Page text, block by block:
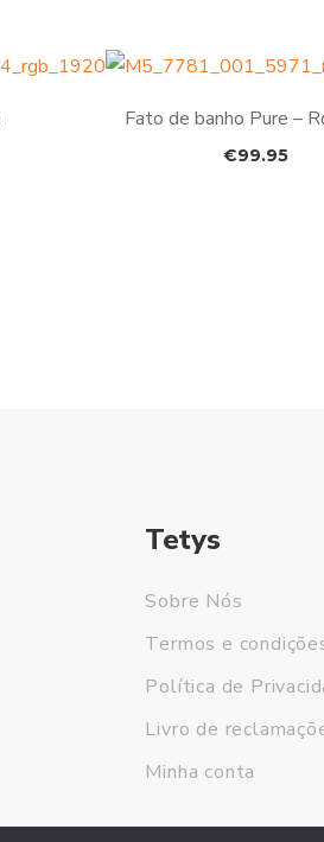
Fato de banho Pure –
€99.95
Tetys
Sobre Nós
Termos e
Política de
Livro de
Minha conta